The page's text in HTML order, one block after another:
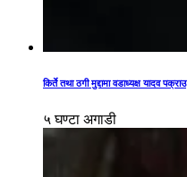
किर्ते तथा ठगी मुद्दामा वडाध्यक्ष यादव पक्राउ
५ घण्टा अगाडी